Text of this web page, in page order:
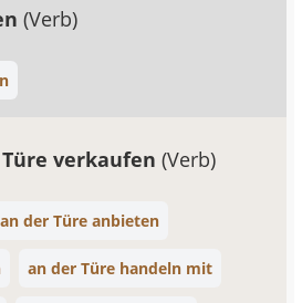
(Verb)
verkaufen(Verb)
an der Türe anbieten
an der Türe handeln mit